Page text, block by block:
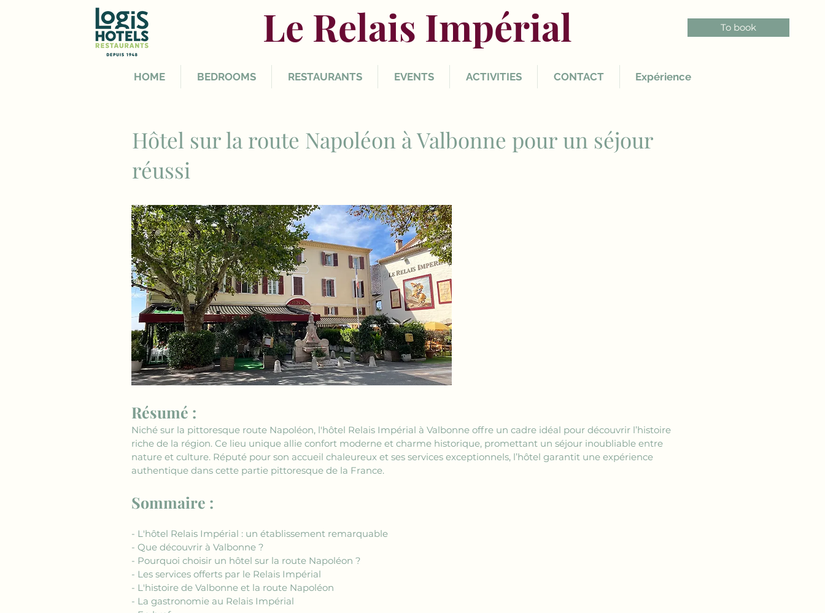
Le Relais Impérial To book
HOME BEDROOMS RESTAURANTS EVENTS ACTIVITIES CONTACT Expérience
Hôtel sur la route Napoléon à Valbonne pour un séjour
réussi
Résumé :
Niché sur la pittoresque route Napoléon, l'hôtel Relais Impérial à Valbonne offre un cadre idéal pour découvrir l’histoire
riche de la région. Ce lieu unique allie confort moderne et charme historique, promettant un séjour inoubliable entre
nature et culture. Réputé pour son accueil chaleureux et ses services exceptionnels, l’hôtel garantit une expérience
authentique dans cette partie pittoresque de la France.
Sommaire :
- L'hôtel Relais Impérial : un établissement remarquable
- Que découvrir à Valbonne ?
- Pourquoi choisir un hôtel sur la route Napoléon ?
- Les services offerts par le Relais Impérial
- L'histoire de Valbonne et la route Napoléon
- La gastronomie au Relais Impérial